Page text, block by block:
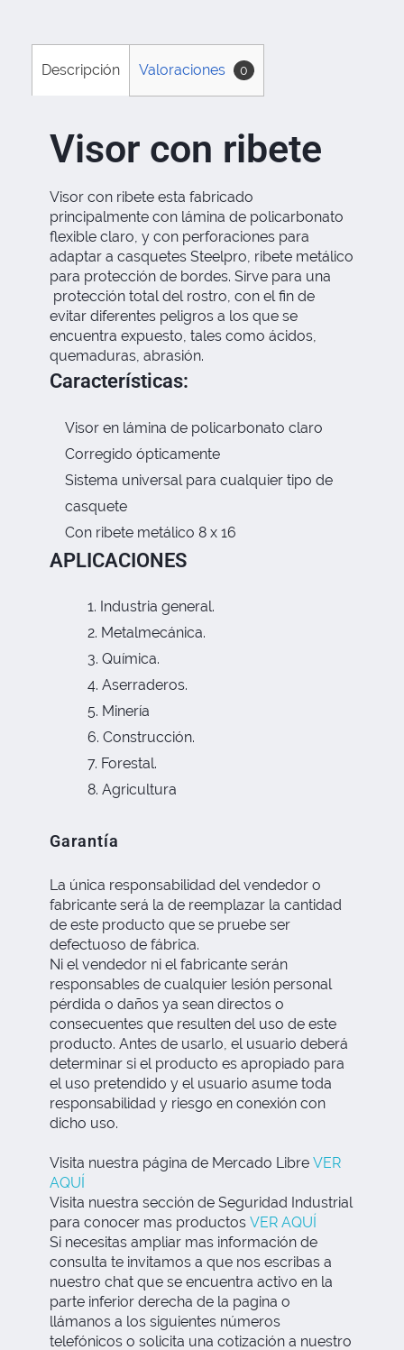
Descripción Valoraciones 0
Visor con ribete
Visor con ribete esta fabricado
principalmente con lámina de policarbonato
flexible claro, y con perforaciones para
adaptar a casquetes Steelpro, ribete metálico
para protección de bordes. Sirve para una
protección total del rostro, con el fin de
evitar diferentes peligros a los que se
encuentra expuesto, tales como ácidos,
quemaduras, abrasión.
Características:
Visor en lámina de policarbonato claro
Corregido ópticamente
Sistema universal para cualquier tipo de
casquete
Con ribete metálico 8 x 16
APLICACIONES
Industria general.
Metalmecánica.
Química.
Aserraderos.
Minería
Construcción.
Forestal.
Agricultura
Garantía
La única responsabilidad del vendedor o
fabricante será la de reemplazar la cantidad
de este producto que se pruebe ser
defectuoso de fábrica.
Ni el vendedor ni el fabricante serán
responsables de cualquier lesión personal
pérdida o daños ya sean directos o
consecuentes que resulten del uso de este
producto. Antes de usarlo, el usuario deberá
determinar si el producto es apropiado para
el uso pretendido y el usuario asume toda
responsabilidad y riesgo en conexión con
dicho uso.
Visita nuestra página de Mercado Libre VER
AQUÍ
Visita nuestra sección de Seguridad Industrial
para conocer mas productos VER AQUÍ
Si necesitas ampliar mas información de
consulta te invitamos a que nos escribas a
nuestro chat que se encuentra activo en la
parte inferior derecha de la pagina o
llámanos a los siguientes números
telefónicos o solicita una cotización a nuestro